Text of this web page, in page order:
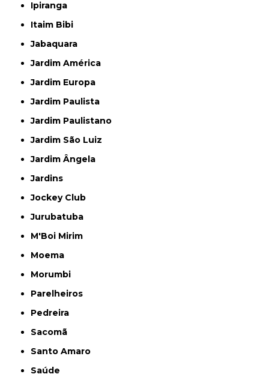
Ipiranga
Itaim Bibi
Jabaquara
Jardim América
Jardim Europa
Jardim Paulista
Jardim Paulistano
Jardim São Luiz
Jardim Ângela
Jardins
Jockey Club
Jurubatuba
M'Boi Mirim
Moema
Morumbi
Parelheiros
Pedreira
Sacomã
Santo Amaro
Saúde